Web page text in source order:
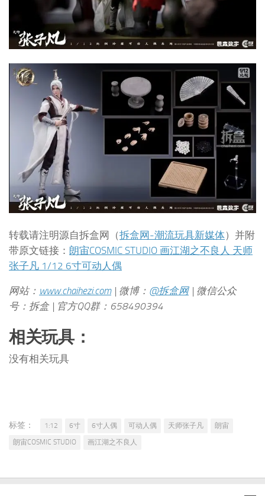
转载请注明源自拆盒网（拆盒网-潮流玩具新媒体）并附
带原文链接： 朗宙COSMIC STUDIO 画江湖之不良人 天师
张子凡 1/12 6寸可动人偶
网站： www.chaihezi.com| 微博： @拆盒网| 微信公众
号：拆盒 | 官方QQ群：658490394
相关玩具：
没有相关玩具
标签： 1:12 6寸 6寸人偶 可动人偶 天师张子凡
朗宙
朗宙COSMIC STUDIO
画江湖之不良人